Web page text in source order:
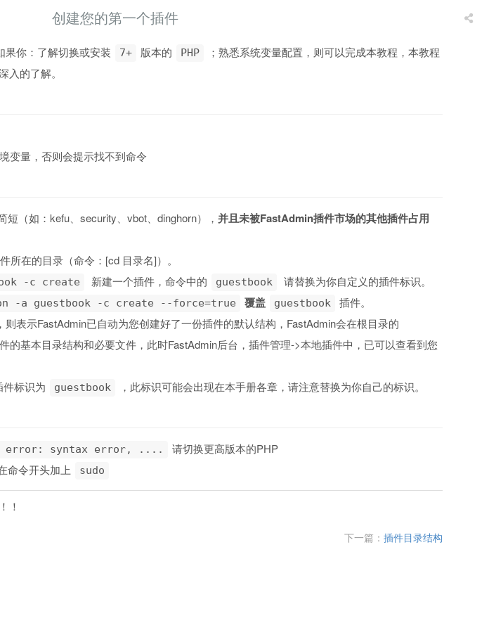
创建您的第一个插件
果你：了解切换或安装 7+ 版本的 PHP
；熟悉系统变量配置，则可以完成本教程，本教程
的了解。
变量，否则会提示找不到命令
（如：kefu、security、vbot、dinghorn）， 并且未被FastAdmin插件市场的其他插件占用
所在的目录（命令：[cd 目录名]）。
-c create 新建一个插件，命令中的 guestbook
请替换为你自定义的插件标识。
-a guestbook -c create --force=true 覆盖 guestbook
插件。
，则表示FastAdmin已自动为您创建好了一份插件的默认结构，FastAdmin会在根目录的
的基本目录结构和必要文件，此时FastAdmin后台，插件管理->本地插件中，已可以查看到您
件标识为 guestbook ，此标识可能会出现在本手册各章，请注意替换为你自己的标识。
error: syntax error, ....
请切换更高版本的PHP
命令开头加上
sudo
！
下一篇： 插件目录结构